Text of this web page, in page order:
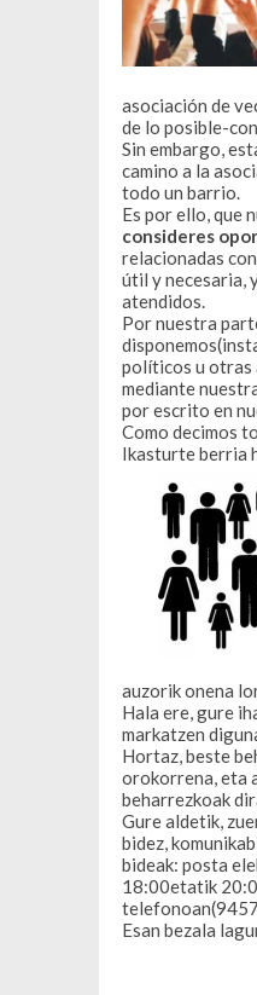
asociación de
de lo posible-
Sin embargo,
camino a la
todo un barrio.
Es por ello, que
consideres
relacionadas
útil y necesaria,
atendidos.
Por nuestra
políticos u otras
mediante
por escrito en
Como decimos
Ikasturte berria
auzorik onena
Hala ere, gure
markatzen
Hortaz, beste
orokorrena, eta
beharrezkoak
Gure aldetik,
bidez,
bideak: posta
18:00etatik
Esan bezala